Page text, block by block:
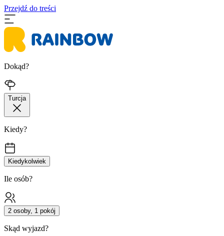
Przejdź do treści
Dokąd?
Turcja
Kiedy?
Kiedykolwiek
Ile osób?
2 osoby, 1 pokój
Skąd wyjazd?